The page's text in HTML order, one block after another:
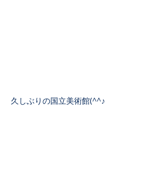
久しぶりの国立美術館(^^♪